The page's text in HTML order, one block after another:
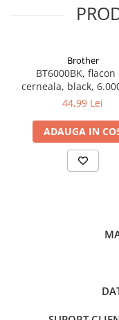
Brother
BT6000BK, flacon
cerneala, black,
Ink Benefit DCP-
44,99 Lei
ADAUGA IN